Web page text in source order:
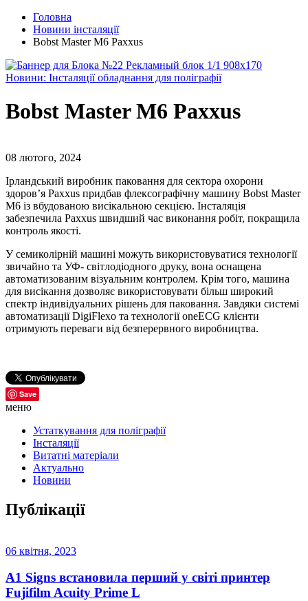
Головна
Новини інсталяції
Bobst Master M6 Paxxus
Новини: Інсталяції обладнання для поліграфії
Bobst Master M6 Paxxus
08 лютого, 2024
Ірландський виробник паковання для сектора охорони
здоров’я Paxxus придбав флексографічну машину Bobst Master
M6 із вбудованою висікальною секцією. Інсталяція
забезпечила Paxxus швидший час виконання робіт, покращила
контроль якості.
У семиколірній машині можуть використовуватися технології
звичайно та УФ- світлодіодного друку, вона оснащена
автоматизованим візуальним контролем. Крім того, машина
для висікання дозволяє використовувати більш широкий
спектр індивідуальних рішень для паковання. Завдяки системі
автоматизації DigiFlexo та технології oneECG клієнти
отримують переваги від безперервного виробництва.
Save
меню
Устаткування для поліграфії
Інсталяції
Витатні матеріали
Актуально
Новини
Публікації
06 квітня, 2023
A1 Signs встановила перший у світі принтер
Fujifilm Acuity Prime L